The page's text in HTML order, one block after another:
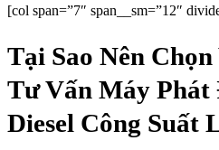
[col span=”7″ span__sm=”12″
Tại Sao Nên
Tư Vấn Máy Phát
Diesel Công Suất